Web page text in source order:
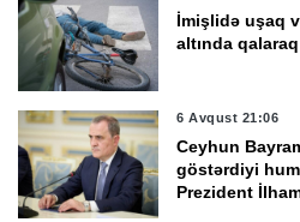
İmişlidə uşaq
altında
6 Avqust 21:06
Ceyhun
göstərdiyi
Prezident